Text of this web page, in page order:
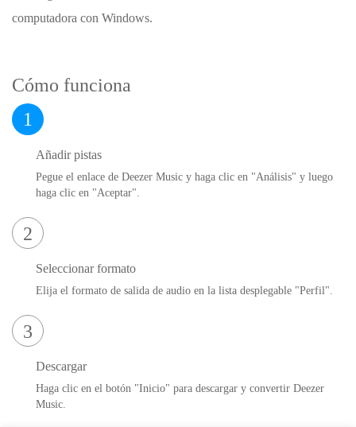
computadora con Windows.
Cómo funciona
1
Añadir pistas
Pegue el enlace de Deezer Music y haga clic en "Análisis" y luego
haga clic en "Aceptar".
2
Seleccionar formato
Elija el formato de salida de audio en la lista desplegable "Perfil".
3
Descargar
Haga clic en el botón "Inicio" para descargar y convertir Deezer
Music.